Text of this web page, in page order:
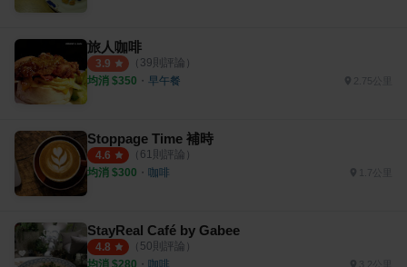
旅人咖啡
3.9 （ 39則評論）
均消 $350 ・ 早午餐 2.75公里
Stoppage Time 補時
4.6 （ 61 則評論）
均消 $300 ・ 咖啡
StayReal Café by Gabee
4.8 （ 50則評論）
均消 $280 ・ 咖啡